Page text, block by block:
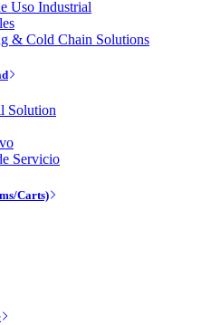
Uso Industrial
& Cold Chain Solutions
Solution
Servicio
Carts)